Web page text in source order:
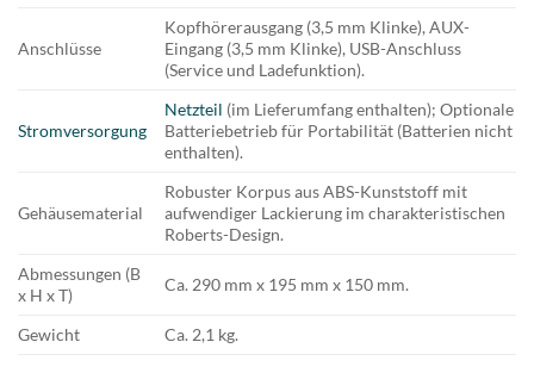
Anschlüsse
Kopfhörerausgang (3,5 mm Klinke), AUX-
Eingang (3,5 mm Klinke), USB-Anschluss
(Service und Ladefunktion).
Stromversorgung
Netzteil (im Lieferumfang enthalten); Optionale
Batteriebetrieb für Portabilität (Batterien nicht
enthalten).
Gehäusematerial
Robuster Korpus aus ABS-Kunststoff mit
aufwendiger Lackierung im charakteristischen
Roberts-Design.
Abmessungen (B
x H x T)
Ca. 290 mm x 195 mm x 150 mm.
Gewicht Ca. 2,1 kg.